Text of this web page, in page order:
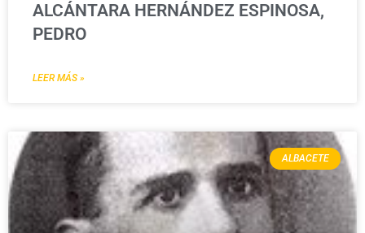
ALCÁNTARA HERNÁNDEZ ESPINOSA,
PEDRO
LEER MÁS »
ALBACETE